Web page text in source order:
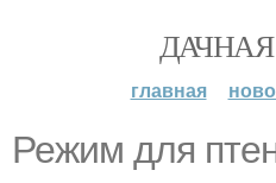
главная
Режим для